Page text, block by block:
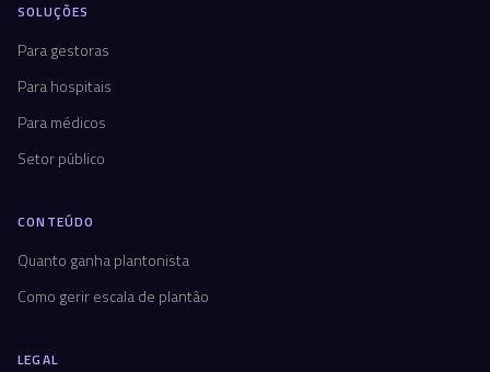
SOLUÇÕES
Para gestoras
Para hospitais
Para médicos
Setor público
CONTEÚDO
Quanto ganha plantonista
Como gerir escala de plantão
LEGAL